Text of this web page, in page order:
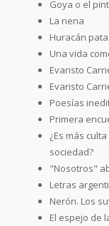
Goya o el
La nena
Huracán
Una vida
Evaristo
Evaristo
Poesías
Primera
¿Es más
sociedad?
"Nosotros"
Letras
Nerón. Los
El espejo de